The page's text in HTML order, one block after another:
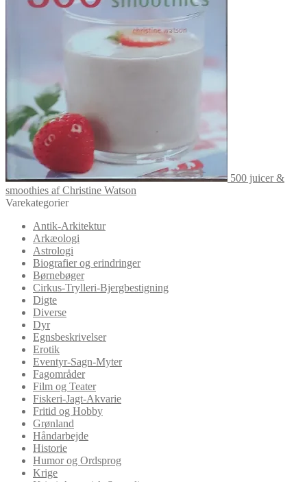
500 juicer &
smoothies af Christine Watson
Varekategorier
Antik-Arkitektur
Arkæologi
Astrologi
Biografier og erindringer
Børnebøger
Cirkus-Trylleri-Bjergbestigning
Digte
Diverse
Dyr
Egnsbeskrivelser
Erotik
Eventyr-Sagn-Myter
Fagområder
Film og Teater
Fiskeri-Jagt-Akvarie
Fritid og Hobby
Grønland
Håndarbejde
Historie
Humor og Ordsprog
Krige